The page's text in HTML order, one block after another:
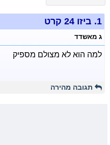
1. ביזו 24 קרט
ג מאשדד
למה הוא לא מצולם מספיק
תגובה מהירה